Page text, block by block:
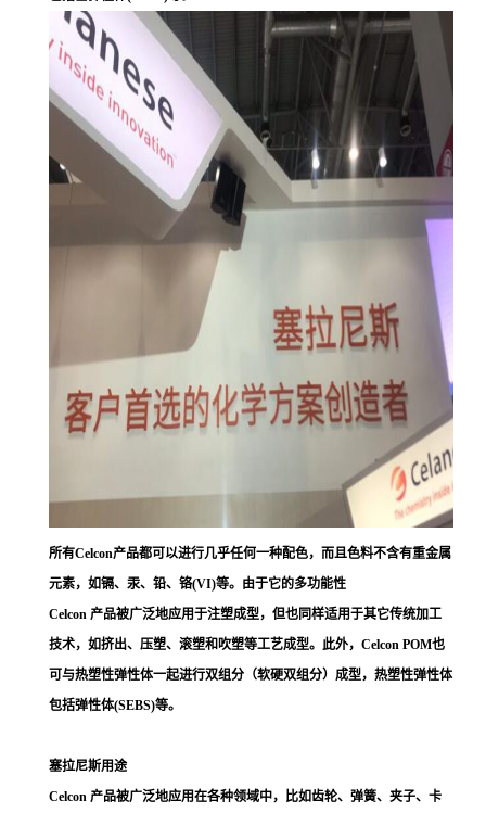
所有Celcon产品都可以进行几乎任何一种配色，而且色料不含有重金属
元素，如镉、汞、铅、铬(VI)等。由于它的多功能性
Celcon 产品被广泛地应用于注塑成型，但也同样适用于其它传统加工
技术，如挤出、压塑、滚塑和吹塑等工艺成型。此外，Celcon POM也
可与热塑性弹性体一起进行双组分（软硬双组分）成型，热塑性弹性体
包括弹性体(SEBS)等。
塞拉尼斯用途
Celcon 产品被广泛地应用在各种领域中，比如齿轮、弹簧、夹子、卡